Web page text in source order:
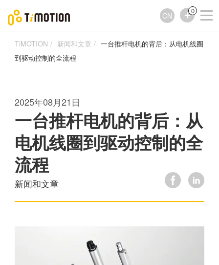
CN
0
TiMOTION 新闻和文章
一台推杆电机的背后：从电机线圈
到驱动控制的全流程
2025年08月21日
一台推杆电机的背后：从
电机线圈到驱动控制的全
流程
新闻和文章